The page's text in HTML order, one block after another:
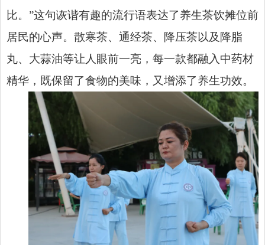
比。”这句诙谐有趣的流行语表达了养生茶饮摊位前
居民的心声。散寒茶、通经茶、降压茶以及降脂
丸、大蒜油等让人眼前一亮，每一款都融入中药材
精华，既保留了食物的美味，又增添了养生功效。